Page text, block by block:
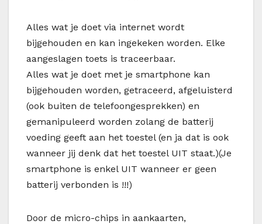
Alles wat je doet via internet wordt
bijgehouden en kan ingekeken worden. Elke
aangeslagen toets is traceerbaar.
Alles wat je doet met je smartphone kan
bijgehouden worden, getraceerd, afgeluisterd
(ook buiten de telefoongesprekken) en
gemanipuleerd worden zolang de batterij
voeding geeft aan het toestel (en ja dat is ook
wanneer jij denk dat het toestel UIT staat.)(Je
smartphone is enkel UIT wanneer er geen
batterij verbonden is !!!)
Door de micro-chips in aankaarten,